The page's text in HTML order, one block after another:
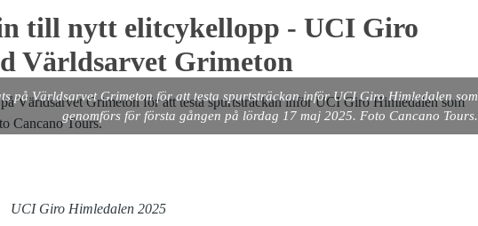
till nytt elitcykellopp - UCI Giro
Världsarvet Grimeton
på Världsarvet Grimeton för att testa spurtsträckan inför UCI Giro Himledalen som
genomförs för första gången på lördag 17 maj 2025. Foto Cancano Tours.
UCI Giro Himledalen 2025